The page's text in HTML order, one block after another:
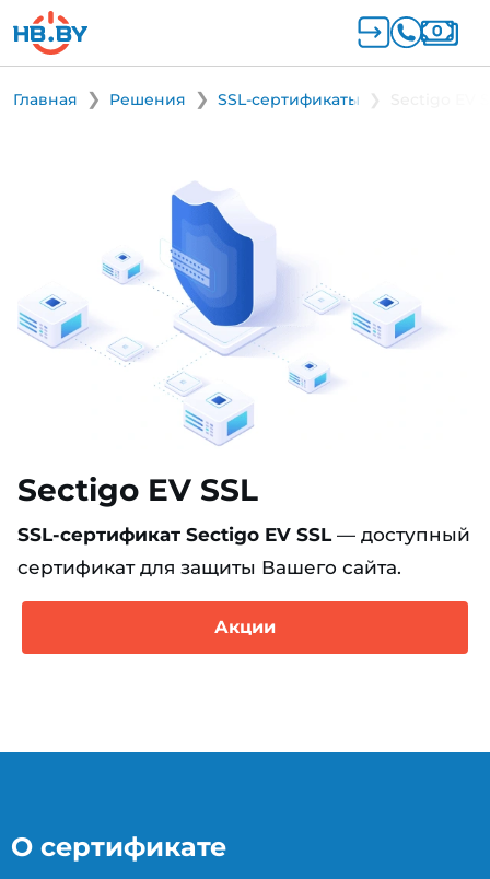
Главная Решения SSL-сертификаты
Sectigo EV SSL
SSL-сертификат Sectigo EV SSL— доступный
сертификат для защиты Вашего сайта.
Акции
О сертификате